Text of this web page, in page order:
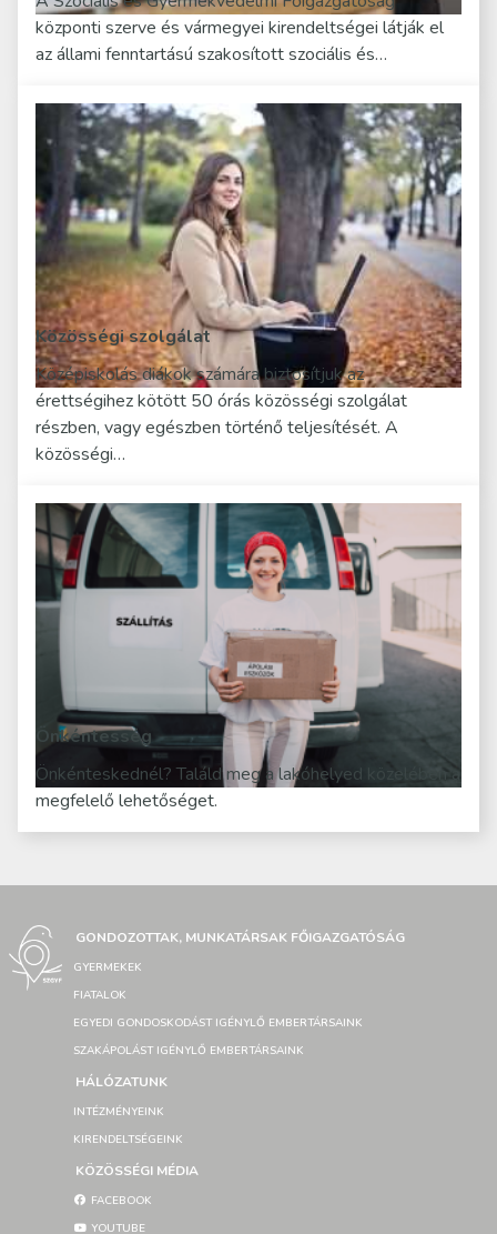
központi szerve és vármegyei kirendeltségei látják el
az állami fenntartású szakosított szociális és…
Közösségi szolgálat
Középiskolás diákok számára biztosítjuk az
érettségihez kötött 50 órás közösségi szolgálat
részben, vagy egészben történő teljesítését. A
közösségi…
Önkéntesség
Önkénteskednél? Találd meg a lakóhelyed közelében a
megfelelő lehetőséget.
GONDOZOTTAK, MUNKATÁRSAK FŐIGAZGATÓSÁG
GYERMEKEK
FIATALOK
EGYEDI GONDOSKODÁST IGÉNYLŐ EMBERTÁRSAINK
SZAKÁPOLÁST IGÉNYLŐ EMBERTÁRSAINK
HÁLÓZATUNK
INTÉZMÉNYEINK
KIRENDELTSÉGEINK
KÖZÖSSÉGI MÉDIA
FACEBOOK
YOUTUBE